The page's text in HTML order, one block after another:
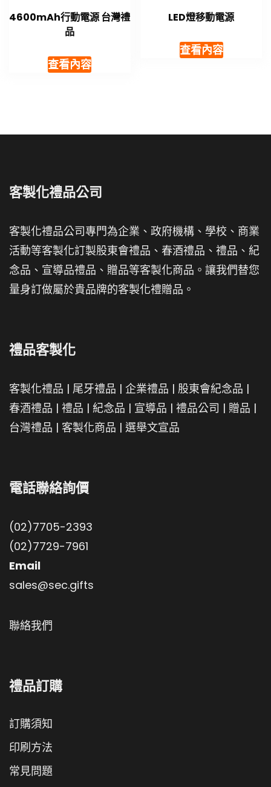
4600mAh行動電源 台灣禮
品
查看內容
LED燈移動電源
查看內容
客製化禮品公司
客製化禮品公司專門為企業、政府機構、學校、商業
活動等客製化訂製股東會禮品、春酒禮品、禮品、紀
念品、宣導品禮品、贈品等客製化商品。讓我們替您
量身訂做屬於貴品牌的客製化禮贈品。
禮品客製化
客製化禮品 | 尾牙禮品 | 企業禮品 | 股東會紀念品 |
春酒禮品 | 禮品 | 紀念品 | 宣導品 | 禮品公司 | 贈品 |
台灣禮品 | 客製化商品 | 選舉文宣品
電話聯絡詢價
(02)7705-2393
(02)7729-7961
Email
sales@sec.gifts
聯絡我們
禮品訂購
訂購須知
印刷方法
常見問題